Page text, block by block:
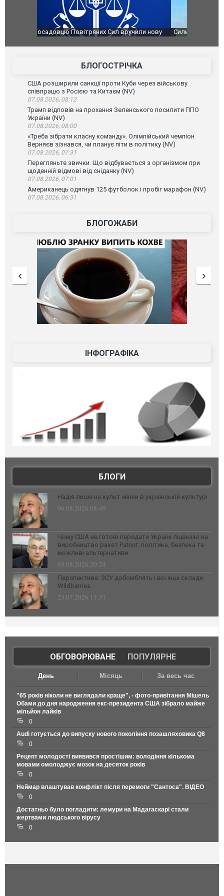
Сили оборони уразили Ярославський НПЗ:
атаку. ВІДЕО
Неймар
БЛОГОСТРІЧКА
США розширили санкції проти Куби через військову
співпрацю з Росією та Китаєм (NV)
07.08.2026, 08:12
Трамп відповів на прохання Зеленського посилити ППО
України (NV)
07.08.2026, 08:00
«Треба зібрати класну команду». Олімпійський чемпіон
Верняєв зізнався, чи планує піти в політику (NV)
07.08.2026, 07:31
Перегляньте звички. Що відбувається з організмом при
щоденній відмові від сніданку (NV)
07.08.2026, 07:01
Американець одягнув 125 футболок і пробіг марафон (NV)
07.08.2026, 06:31
БЛОГОЖАБИ
ІНФОГРАФІКА
БЛОГИ
Надія лише на культ жінки в українській культурі
06.08.2026 08:49
Чому США не готові передати Україні ліцензію на
виробництво ракет Patriot: політика, безпека та
можливі альтернативи
03.08.2026 20:24
Перспектива: ЗСУ добомблять і всі інші склади
Wildberries
23.07.2026 11:31
ОБГОВОРЮВАНЕ| ПОПУЛЯРНЕ
День Місяць За весь час
"65 років ніколи не виглядали краще", - фото-привітання Мішель
Обами до дня народження екс-президента США зібрало майже
мільйон лайків
0
Audi готується до випуску нового покоління позашляховика Q8
0
Рецепт молодості виявився простішим: володіння кількома
мовами омолоджує мозок на десяток років
0
Неймар влаштував конфлікт після перемоги "Сантоса". ВІДЕО
0
Достатньо було погладити: лемури на Мадагаскарі стали
жертвами людського вірусу
0